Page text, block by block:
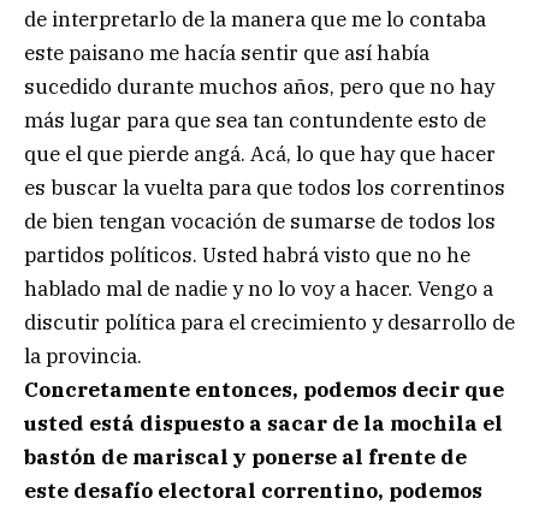
de interpretarlo de la manera que me lo contaba
este paisano me hacía sentir que así había
sucedido durante muchos años, pero que no hay
más lugar para que sea tan contundente esto de
que el que pierde angá. Acá, lo que hay que hacer
es buscar la vuelta para que todos los correntinos
de bien tengan vocación de sumarse de todos los
partidos políticos. Usted habrá visto que no he
hablado mal de nadie y no lo voy a hacer. Vengo a
discutir política para el crecimiento y desarrollo de
la provincia.
Concretamente entonces, podemos decir que
usted está dispuesto a sacar de la mochila el
bastón de mariscal y ponerse al frente de
este desafío electoral correntino, podemos